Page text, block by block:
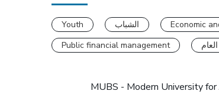
Youth الشباب Economic
Public financial management
استقبل معهد باسل فليحان المالي و الاقتصادي طلاب وطاليبات جامعة الـ MUBS - Modern University for